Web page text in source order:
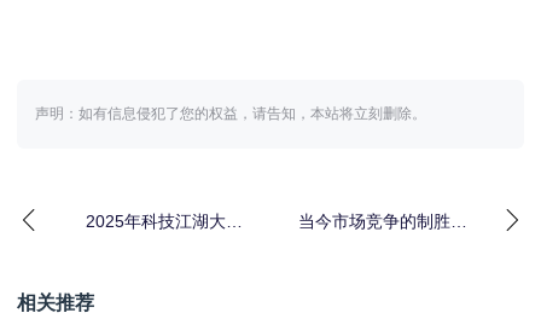
声明：如有信息侵犯了您的权益，请告知，本站将立刻删除。
2025年科技江湖大洗
当今市场竞争的制胜之
相关推荐